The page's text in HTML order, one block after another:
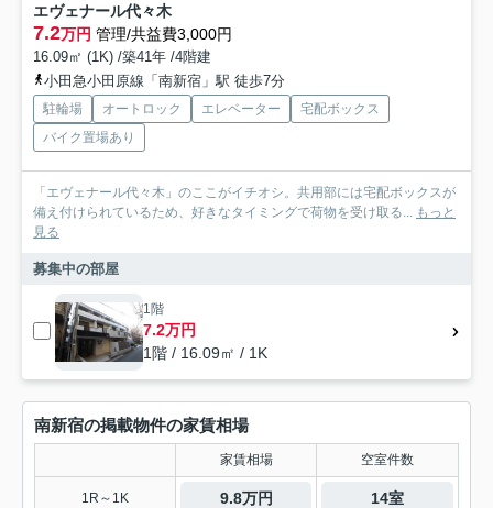
エヴェナール代々木
7.2万円 管理/共益費3,000円
16.09㎡ (1K) /築41年 /4階建
小田急小田原線「南新宿」駅 徒歩7分
駐輪場 オートロック エレベーター
宅配ボックス
バイク置場あり
「エヴェナール代々木」のここがイチオシ。共用部には宅配ボックスが
備え付けられているため、好きなタイミングで荷物を受け取る... もっと
見る
募集中の部屋
1階
7.2万円
1階 / 16.09㎡ / 1K
南新宿の掲載物件の家賃相場
家賃相場 空室件数
1R～1K 9.8万円 14室